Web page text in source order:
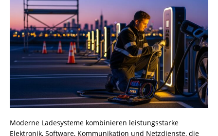
Moderne Ladesysteme kombinieren leistungsstarke
Elektronik, Software, Kommunikation und Netzdienste, die